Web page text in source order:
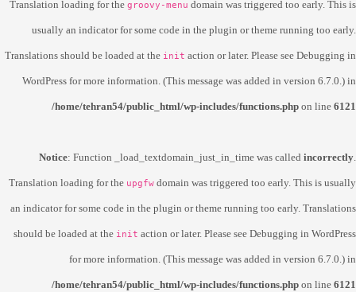
Translation loading for the groovy-menu domain was triggered too early. This is
usually an indicator for some code in the plugin or theme running too early.
Translations should be loaded at the init action or later. Please see Debugging in
WordPress for more information. (This message was added in version 6.7.0.) in
/home/tehran54/public_html/wp-includes/functions.php on line 6121
Notice: Function _load_textdomain_just_in_time was called incorrectly.
Translation loading for the upgfw domain was triggered too early. This is usually
an indicator for some code in the plugin or theme running too early. Translations
should be loaded at the init action or later. Please see Debugging in WordPress
for more information. (This message was added in version 6.7.0.) in
/home/tehran54/public_html/wp-includes/functions.php on line 6121